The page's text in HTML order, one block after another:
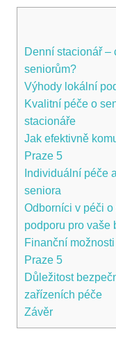
Denní stacionář –
seniorům?
Výhody lokální
Kvalitní péče o
stacionáře
Jak efektivně
Praze 5
Individuální péče
seniora
Odborníci v péči
podporu pro vaše
Finanční
Praze 5
Důležitost
zařízeních péče
Závěr